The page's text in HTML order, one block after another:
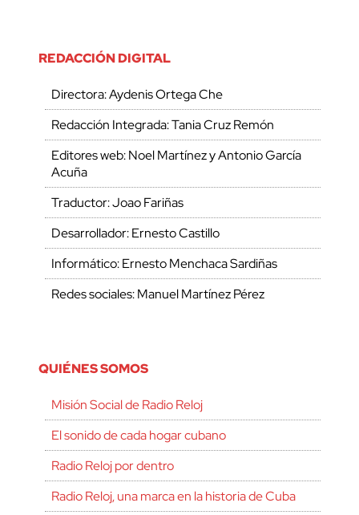
REDACCIÓN DIGITAL
Directora: Aydenis Ortega Che
Redacción Integrada: Tania Cruz Remón
Editores web: Noel Martínez y Antonio García
Acuña
Traductor: Joao Fariñas
Desarrollador: Ernesto Castillo
Informático: Ernesto Menchaca Sardiñas
Redes sociales: Manuel Martínez Pérez
QUIÉNES SOMOS
Misión Social de Radio Reloj
El sonido de cada hogar cubano
Radio Reloj por dentro
Radio Reloj, una marca en la historia de Cuba